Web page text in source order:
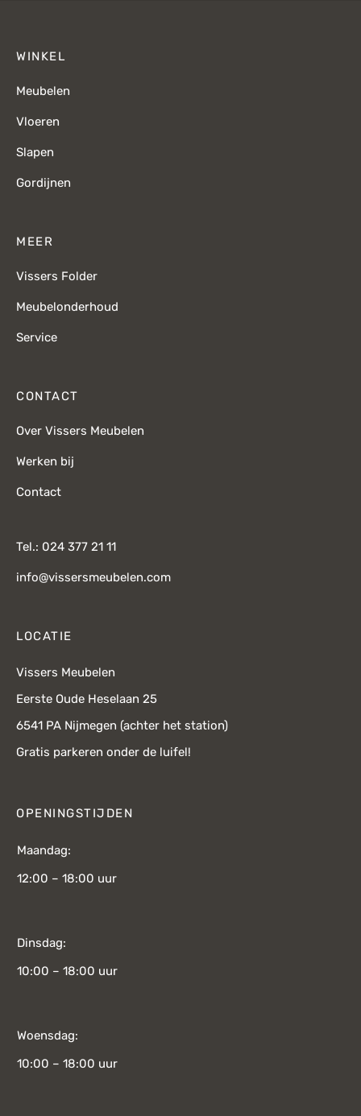
WINKEL
Meubelen
Vloeren
Slapen
Gordijnen
MEER
Vissers Folder
Meubelonderhoud
Service
CONTACT
Over Vissers Meubelen
Werken bij
Contact
Tel.: 024 377 21 11
info@vissersmeubelen.com
LOCATIE
Vissers Meubelen
Eerste Oude Heselaan 25
6541 PA Nijmegen (achter het station)
Gratis parkeren onder de luifel!
OPENINGSTIJDEN
Maandag:
12:00 – 18:00 uur
Dinsdag:
10:00 – 18:00 uur
Woensdag:
10:00 – 18:00 uur